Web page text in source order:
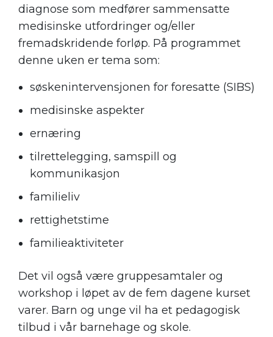
diagnose som medfører sammensatte
medisinske utfordringer og/eller
fremadskridende forløp. På programmet
denne uken er tema som:
søskenintervensjonen for foresatte (SIBS)
medisinske aspekter
ernæring
tilrettelegging, samspill og
kommunikasjon
familieliv
rettighetstime
familieaktiviteter
Det vil også være gruppesamtaler og
workshop i løpet av de fem dagene kurset
varer. Barn og unge vil ha et pedagogisk
tilbud i vår barnehage og skole.